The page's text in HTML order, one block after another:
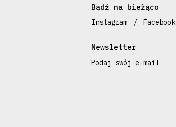
Bądź na bieżąco
Instagram Facebook
Newsletter
Podaj swój e-mail